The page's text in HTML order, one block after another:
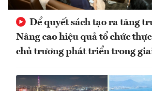
Để quyết sách tạo ra tăng
Nâng cao hiệu quả tổ chức
chủ trương phát triển trong